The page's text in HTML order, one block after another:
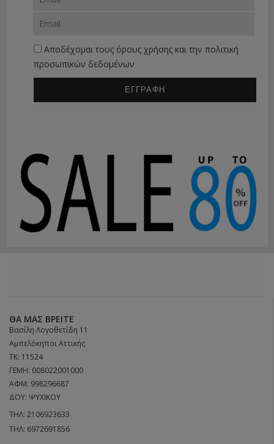
Αποδέχομαι τους όρους χρήσης και την πολιτική
προσωπικών δεδομένων
ΕΓΓΡΑΦΗ
ΘΑ ΜΑΣ ΒΡΕΊΤΕ
Βασίλη Λογοθετίδη 11
Αμπελόκηποι Αττικής
ΤΚ: 11524
ΓΕΜΗ: 008022001000
ΑΦΜ: 998296687
ΔΟΥ: ΨΥΧΙΚΟΥ
ΤΗΛ: 2106923633
ΤΗΛ: 6972691856